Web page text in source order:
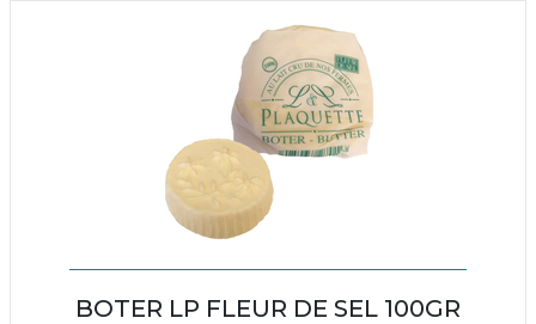
BOTER LP FLEUR DE SEL 100GR